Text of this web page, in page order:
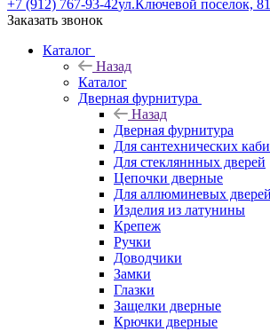
+7 (912) 767-93-42ул.Ключевой поселок,
Заказать звонок
Каталог
Назад
Каталог
Дверная фурнитура
Назад
Дверная фурнитура
Для сантехнических
Для стекляннных дверей
Цепочки дверные
Для аллюминевых
Изделия из латунины
Крепеж
Ручки
Доводчики
Замки
Глазки
Защелки дверные
Крючки дверные